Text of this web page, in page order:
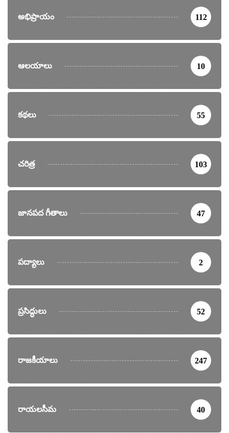
అభిప్రాయం 112
ఆలయాలు 10
కథలు 55
చరిత్ర 103
జానపద గీతాలు 47
పద్యాలు 2
ప్రసిద్ధులు 52
రాజకీయాలు 247
రాయలసీమ 40